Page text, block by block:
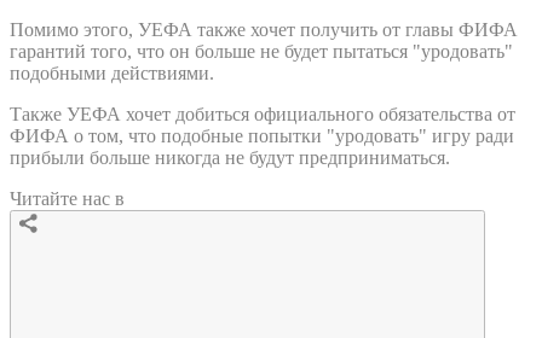
Помимо этого, УЕФА также хочет получить от главы ФИФА
гарантий того, что он больше не будет пытаться "уродовать"
подобными действиями.
Также УЕФА хочет добиться официального обязательства от
ФИФА о том, что подобные попытки "уродовать" игру ради
прибыли больше никогда не будут предприниматься.
Читайте нас в